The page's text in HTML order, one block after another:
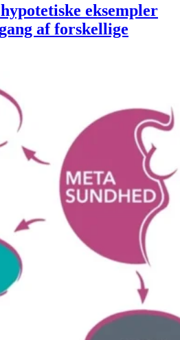
eksempler
af forskellige